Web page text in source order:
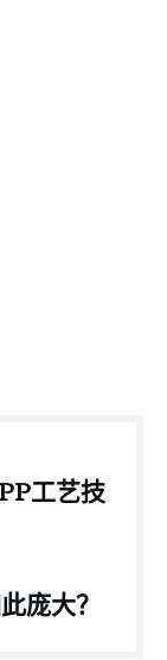
工艺技
庞大？